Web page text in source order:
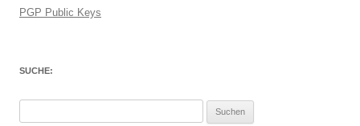
PGP Public Keys
SUCHE: